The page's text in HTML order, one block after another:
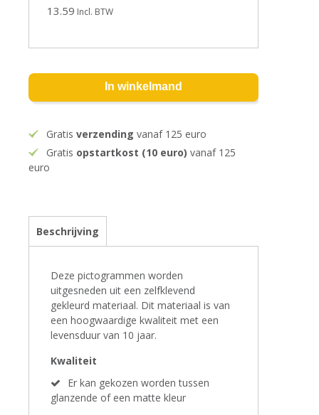
13.59 Incl. BTW
In winkelmand
Gratisverzending vanaf 125 euro
Gratis opstartkost (10 euro) vanaf 125
euro
Beschrijving
Deze pictogrammen worden
uitgesneden uit een zelfklevend
gekleurd materiaal. Dit materiaal is van
een hoogwaardige kwaliteit met een
levensduur van 10 jaar.
Kwaliteit
Er kan gekozen worden tussen
glanzende of een matte kleur